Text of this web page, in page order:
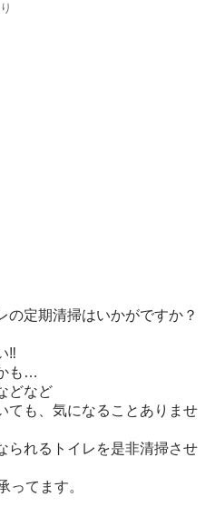
の定期清掃はいかがですか？
‼︎
も…
どなど
ても、気になることありませ
られるトイレを是非清掃させ
ってます。